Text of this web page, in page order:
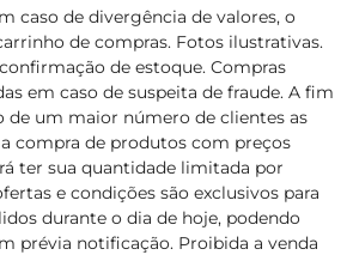
caso de divergência de valores, o
de compras. Fotos ilustrativas.
de estoque. Compras
em caso de suspeita de fraude. A fim
de um maior número de clientes as
compra de produtos com preços
ter sua quantidade limitada por
e condições são exclusivos para
durante o dia de hoje, podendo
prévia notificação. Proibida a venda